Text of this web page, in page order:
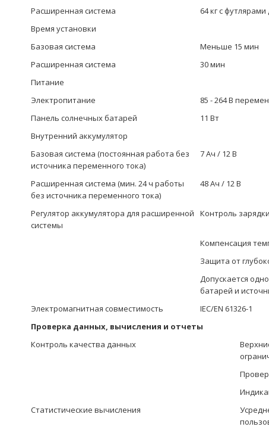
Расширенная система
64 кг с
Время установки
Базовая система
Меньше 15 мин
Расширенная система
30 мин
Питание
Электропитание
85 - 264 В
Панель солнечных батарей
11 Вт
Внутренний аккумулятор
Базовая система (постоянная работа без
источника переменного тока)
7 Ач / 12 В
Расширенная система (мин. 24 ч работы
без источника переменного тока)
48 Ач / 12 В
Регулятор аккумулятора для расширенной
системы
Контроль
Компенсация
Защита от
Допускается
батарей и
Электромагнитная совместимость
IEC/EN 61326-1
Проверка данных, вычисления и отчеты
Контроль качества данных
Статистические вычисления